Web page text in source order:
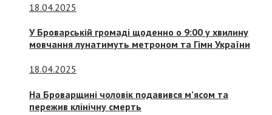
18.04.2025
У Броварській громаді щоденно о 9:00 у хвилину
мовчання лунатимуть метроном та Гімн України
18.04.2025
На Броварщині чоловік подавився м’ясом та
пережив клінічну смерть